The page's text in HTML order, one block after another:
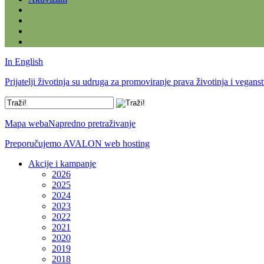
In English
Prijatelji životinja su udruga za promoviranje prava životinja i
Mapa webaNapredno pretraživanje
Preporučujemo AVALON web hosting
Akcije i kampanje
2026
2025
2024
2023
2022
2021
2020
2019
2018